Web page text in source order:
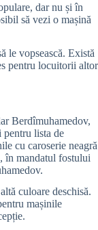
dar nu și în
să vezi o mașină
le vopsească. Există
pentru locuitorii altor
Berdîmuhamedov,
pentru lista de
cu caroserie neagră
în mandatul fostului
culoare deschisă.
mașinile